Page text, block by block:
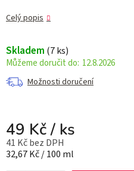
Celý popis
Skladem (7 ks)
12.8.2026
Možnosti doručení
49 Kč/ ks
41 Kč bez DPH
Měrná cena:
32,67 Kč / 100 ml